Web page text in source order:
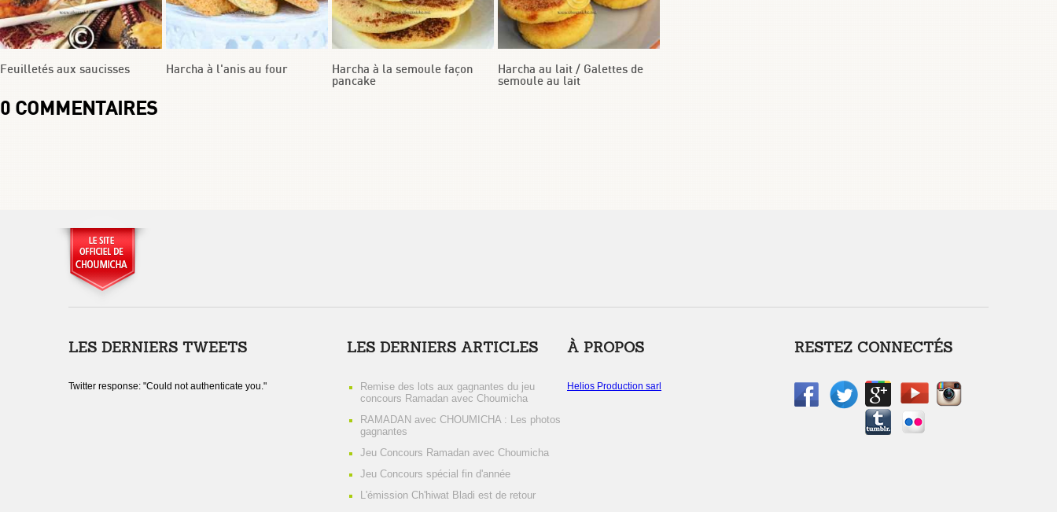
Feuilletés aux saucisses Harcha à l'anis au four
Harcha à la semoule façon
pancake
Harcha au lait / Galettes de
semoule au lait
0 COMMENTAIRES
LES DERNIERS TWEETS
Twitter response: "Could not authenticate you."
LES DERNIERS ARTICLES
Remise des lots aux gagnantes du jeu
concours Ramadan avec Choumicha
RAMADAN avec CHOUMICHA : Les photos
gagnantes
Jeu Concours Ramadan avec Choumicha
Jeu Concours spécial fin d'année
L'émission Ch'hiwat Bladi est de retour
À PROPOS
Helios Production sarl
RESTEZ CONNECTÉS